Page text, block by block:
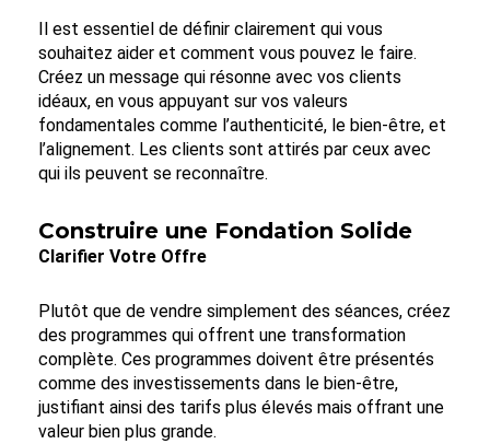
Il est essentiel de définir clairement qui vous
souhaitez aider et comment vous pouvez le faire.
Créez un message qui résonne avec vos clients
idéaux, en vous appuyant sur vos valeurs
fondamentales comme l’authenticité, le bien-être, et
l’alignement. Les clients sont attirés par ceux avec
qui ils peuvent se reconnaître.
Construire une Fondation Solide
Clarifier Votre Offre
Plutôt que de vendre simplement des séances, créez
des programmes qui offrent une transformation
complète. Ces programmes doivent être présentés
comme des investissements dans le bien-être,
justifiant ainsi des tarifs plus élevés mais offrant une
valeur bien plus grande.